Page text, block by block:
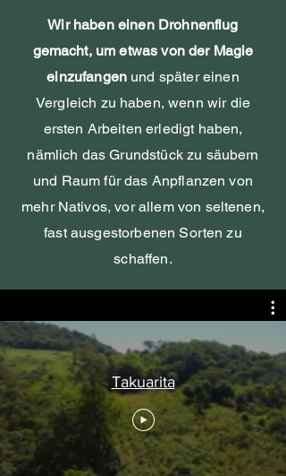
Wir haben einen Drohnenflug
gemacht, um etwas von der Magie
einzufangen und später einen
Vergleich zu haben, wenn wir die
ersten Arbeiten erledigt haben,
nämlich das Grundstück zu säubern
und Raum für das Anpflanzen von
mehr Nativos, vor allem von seltenen,
fast ausgestorbenen Sorten zu
schaffen.
Takuarita